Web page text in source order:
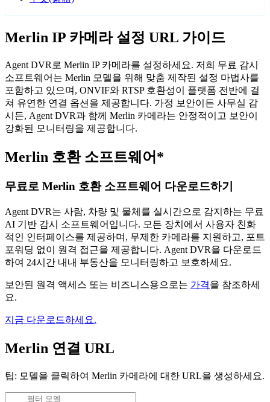
Merlin IP 카메라 설정 URL 가이드
Agent DVR로 Merlin IP 카메라를 설정하세요. 저희 무료 감시
소프트웨어는 Merlin 모델을 위해 맞춤 제작된 설정 마법사를
포함하고 있으며, ONVIF와 RTSP 호환성이 플랫폼 전반에 걸
쳐 유연한 연결 옵션을 제공합니다. 가정 보안이든 사무실 감
시든, Agent DVR과 함께 Merlin 카메라는 안정적이고 보안이
강화된 모니터링을 제공합니다.
Merlin 호환 소프트웨어*
무료로 Merlin 호환 소프트웨어 다운로드하기
Agent DVR는 사람, 차량 및 물체를 실시간으로 감지하는 무료
AI 기반 감시 소프트웨어입니다. 모든 장치에서 사용자 친화
적인 인터페이스를 제공하며, 무제한 카메라를 지원하고, 포트
포워딩 없이 원격 접근을 제공합니다. Agent DVR을 다운로드
하여 24시간 내내 부동산을 모니터링하고 보호하세요.
보안된 원격 액세스 또는 비즈니스용으로는 가격을 참조하세
요.
지금 다운로드하세요.
Merlin 연결 URL
팁: 모델을 클릭하여 Merlin 카메라에 대한 URL을 생성하세요.